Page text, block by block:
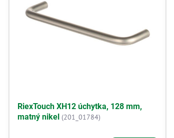
RiexTouch XH12 úchytka, 128 mm,
matný nikel (201_01784)